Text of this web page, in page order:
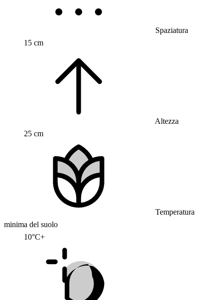
Spaziatura
15 cm
Altezza
25 cm
Temperatura
minima del suolo
10°C+